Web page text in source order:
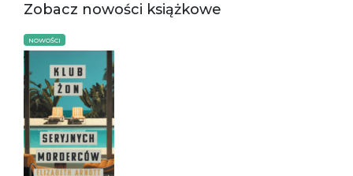
Zobacz nowości książkowe
NOWOŚCI